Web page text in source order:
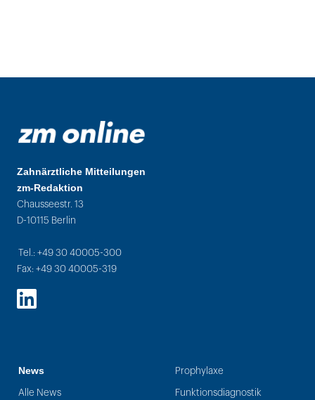
Zahnärztliche Mitteilungen
zm-Redaktion
Chausseestr. 13
D-10115 Berlin
Tel.: +49 30 40005-300
Fax: +49 30 40005-319
LinkedIn
News
Alle News
Prophylaxe
Funktionsdiagnostik